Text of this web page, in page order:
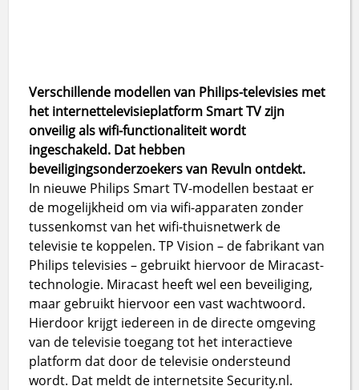
Verschillende modellen van Philips-televisies met
het internettelevisieplatform Smart TV zijn
onveilig als wifi-functionaliteit wordt
ingeschakeld. Dat hebben
beveiligingsonderzoekers van Revuln ontdekt.
In nieuwe Philips Smart TV-modellen bestaat er
de mogelijkheid om via wifi-apparaten zonder
tussenkomst van het wifi-thuisnetwerk de
televisie te koppelen. TP Vision – de fabrikant van
Philips televisies – gebruikt hiervoor de Miracast-
technologie. Miracast heeft wel een beveiliging,
maar gebruikt hiervoor een vast wachtwoord.
Hierdoor krijgt iedereen in de directe omgeving
van de televisie toegang tot het interactieve
platform dat door de televisie ondersteund
wordt. Dat meldt de internetsite Security.nl.